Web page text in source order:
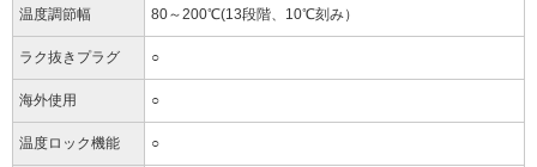
温度調節幅 80～200℃(13段階、10℃刻み）
ラク抜きプラグ ○
海外使用 ○
温度ロック機能 ○